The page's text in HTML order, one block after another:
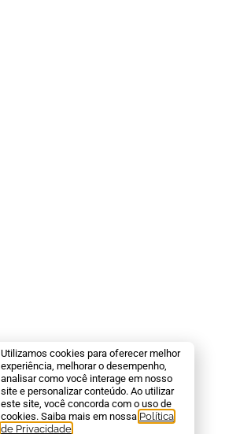
Utilizamos cookies para oferecer melhor
experiência, melhorar o desempenho,
analisar como você interage em nosso
site e personalizar conteúdo. Ao utilizar
este site, você concorda com o uso de
cookies. Saiba mais em nossa Política
de Privacidade